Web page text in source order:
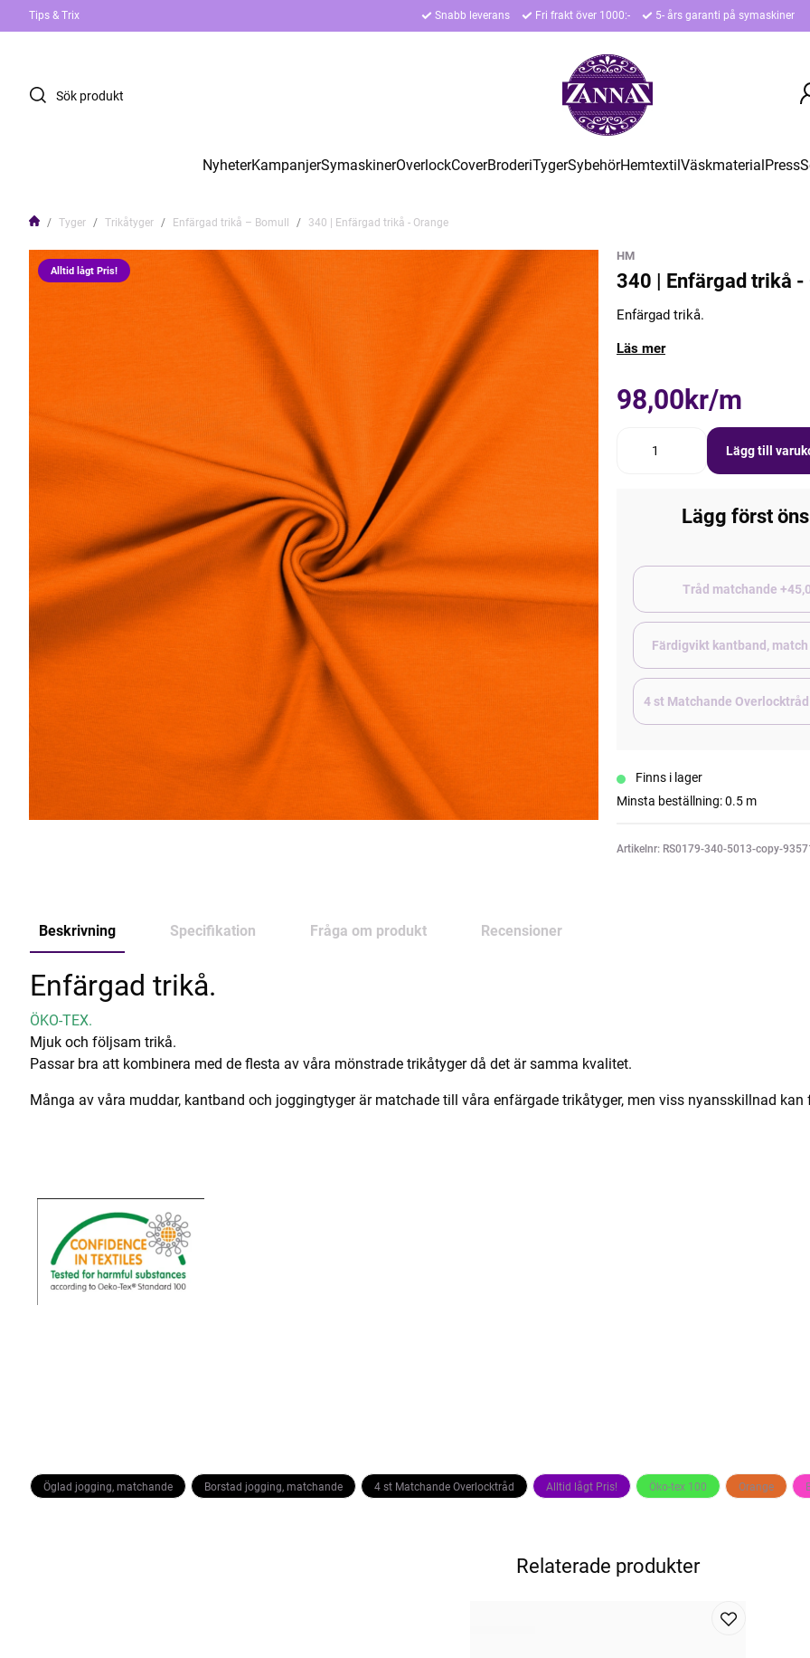
Tips & Trix Snabb leverans Fri frakt över 1000:- 5- års garanti på symaskiner
NyheterKampanjerSymaskinerOverlockCoverBroderiTygerSybehörHemtextilVäskmaterialPress
Tyger Trikåtyger Enfärgad trikå – Bomull 340 | Enfärgad trikå - Orange
Alltid lågt Pris!
HM
340 | Enfärgad trikå -
Enfärgad trikå.
Läs mer
98,00kr/m
Lägg till
Lägg först
Tråd
Färdigvikt kantband,
4 st Matchande
Finns i lager
Minsta beställning: 0.5 m
Artikelnr: RS0179-340-5013-copy-
Beskrivning Specifikation Fråga om produkt Recensioner
Enfärgad trikå.
ÖKO-TEX.
Mjuk och följsam trikå.
Passar bra att kombinera med de flesta av våra mönstrade trikåtyger då det är samma kvalitet.
Många av våra muddar, kantband och joggingtyger är matchade till våra enfärgade trikåtyger, men viss nyansskillnad
Öglad jogging, matchande Borstad jogging, matchande 4 st Matchande Overlocktråd Alltid lågt Pris! Öko-tex 100 Orange
Relaterade produkter